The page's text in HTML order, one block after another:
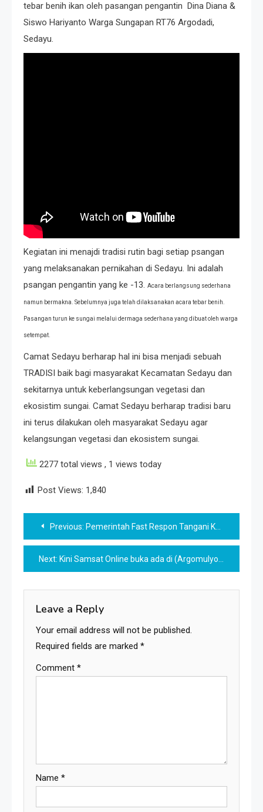
tebar benih ikan oleh pasangan pengantin Dina Diana &
Siswo Hariyanto Warga Sungapan RT76 Argodadi,
Sedayu.
Kegiatan ini menajdi tradisi rutin bagi setiap psangan
yang melaksanakan pernikahan di Sedayu. Ini adalah
psangan pengantin yang ke -13. Acara berlangsung sederhana
namun bermakna. Sebelumnya juga telah dilaksanakan acara tebar benih.
Pasangan turun ke sungai melalui dermaga sederhana yang dibuat oleh warga
setempat.
Camat Sedayu berharap hal ini bisa menjadi sebuah
TRADISI baik bagi masyarakat Kecamatan Sedayu dan
sekitarnya untuk keberlangsungan vegetasi dan
ekosistim sungai. Camat Sedayu berharap tradisi baru
ini terus dilakukan oleh masyarakat Sedayu agar
kelangsungan vegetasi dan ekosistem sungai.
2277 total views , 1 views today
Post Views: 1,840
Post
navigation
Previous: Pemerintah Fast Respon Tangani Korban Gempa
Next: Kini Samsat Online buka ada di (Argomulyo) Sedayu
Leave a Reply
Your email address will not be published.
Required fields are marked *
Comment *
Name *